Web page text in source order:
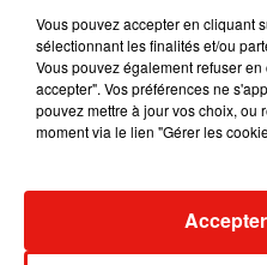
Vous pouvez accepter en cliquant
sélectionnant les finalités et/ou
Vous pouvez également refuser
accepter". Vos préférences ne
pouvez mettre à jour vos choix, ou
moment via le lien "Gérer les